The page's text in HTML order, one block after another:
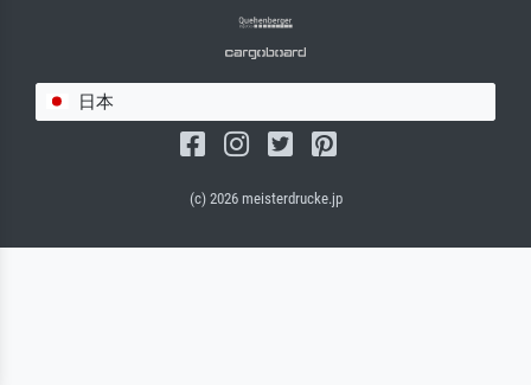
日本
(c) 2026 meisterdrucke.jp